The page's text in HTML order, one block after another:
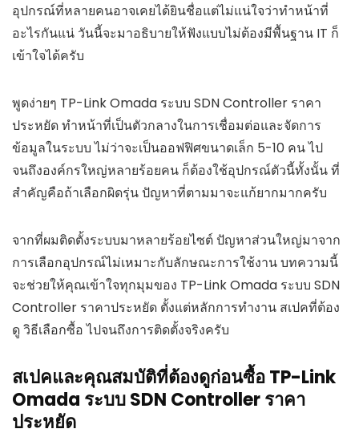
อุปกรณ์ที่หลายคนอาจเคยได้ยินชื่อแต่ไม่แน่ใจว่าทำหน้าที่
อะไรกันแน่ วันนี้จะมาอธิบายให้ฟังแบบไม่ต้องมีพื้นฐาน IT ก็
เข้าใจได้ครับ
พูดง่ายๆ TP-Link Omada ระบบ SDN Controller ราคา
ประหยัด ทำหน้าที่เป็นตัวกลางในการเชื่อมต่อและจัดการ
ข้อมูลในระบบ ไม่ว่าจะเป็นออฟฟิศขนาดเล็ก 5-10 คน ไป
จนถึงองค์กรใหญ่หลายร้อยคน ก็ต้องใช้อุปกรณ์ตัวนี้ทั้งนั้น ที่
สำคัญคือถ้าเลือกผิดรุ่น ปัญหาที่ตามมาจะแก้ยากมากครับ
จากที่ผมติดตั้งระบบมาหลายร้อยไซต์ ปัญหาส่วนใหญ่มาจาก
การเลือกอุปกรณ์ไม่เหมาะกับลักษณะการใช้งาน บทความนี้
จะช่วยให้คุณเข้าใจทุกมุมของ TP-Link Omada ระบบ SDN
Controller ราคาประหยัด ตั้งแต่หลักการทำงาน สเปคที่ต้อง
ดู วิธีเลือกซื้อ ไปจนถึงการติดตั้งจริงครับ
สเปคและคุณสมบัติที่ต้องดูก่อนซื้อ TP-Link
Omada ระบบ SDN Controller ราคา
ประหยัด